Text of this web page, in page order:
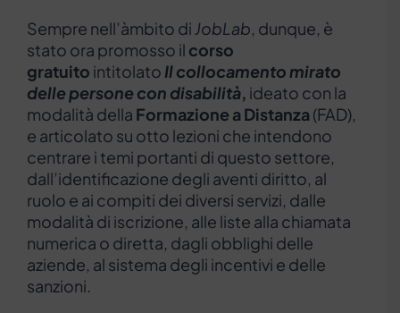
Sempre nell’àmbito di JobLab , dunque, è
stato ora promosso il corso
gratuito intitolato Il collocamento mirato
delle persone con disabilità, ideato con la
modalità della Formazione a Distanza (FAD),
e articolato su otto lezioni che intendono
centrare i temi portanti di questo settore,
dall’identificazione degli aventi diritto, al
ruolo e ai compiti dei diversi servizi, dalle
modalità di iscrizione, alle liste alla chiamata
numerica o diretta, dagli obblighi delle
aziende, al sistema degli incentivi e delle
sanzioni.